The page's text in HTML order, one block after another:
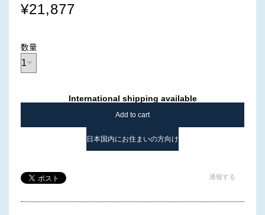
¥21,877
数量
International shipping available
Add to cart
日本国内にお住まいの方向け
通報する